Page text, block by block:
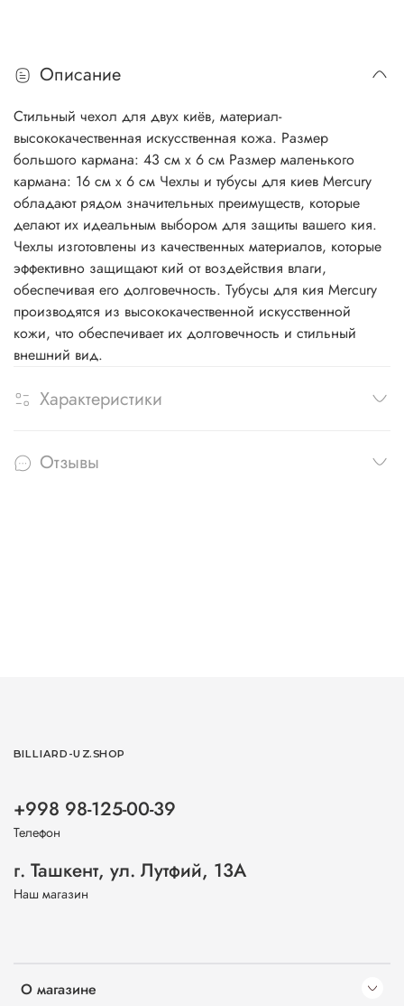
Описание
Стильный чехол для двух киёв, материал-
высококачественная искусственная кожа. Размер
большого кармана: 43 см х 6 см Размер маленького
кармана: 16 см х 6 см Чехлы и тубусы для киев Mercury
обладают рядом значительных преимуществ, которые
делают их идеальным выбором для защиты вашего кия.
Чехлы изготовлены из качественных материалов, которые
эффективно защищают кий от воздействия влаги,
обеспечивая его долговечность. Тубусы для кия Mercury
производятся из высококачественной искусственной
кожи, что обеспечивает их долговечность и стильный
внешний вид.
Характеристики
Отзывы
О магазине
BILLIARD-UZ.SHOP
+998 98-125-00-39
Телефон
г. Ташкент, ул. Лутфий, 13А
Наш магазин